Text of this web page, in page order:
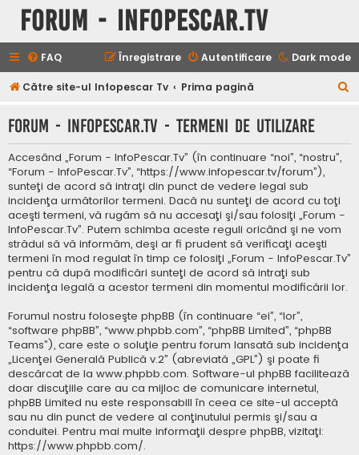
Forum - InfoPescar.Tv
Dark mode
FAQ Autentificare
Înregistrare
Către site-ul Infopescar Tv Prima pagină
t
Forum - InfoPescar.Tv - Termeni de utilizare
Accesând „Forum - InfoPescar.Tv” (în continuare “noi”, “nostru”,
“Forum - InfoPescar.Tv”, “https://www.infopescar.tv/forum”),
sunteţi de acord să intraţi din punct de vedere legal sub
incidenţa următorilor termeni. Dacă nu sunteţi de acord cu toţi
aceşti termeni, vă rugăm să nu accesaţi şi/sau folosiţi „Forum -
InfoPescar.Tv”. Putem schimba aceste reguli oricând şi ne vom
strădui să vă informăm, deşi ar fi prudent să verificaţi aceşti
termeni în mod regulat în timp ce folosiţi „Forum - InfoPescar.Tv”
pentru că după modificări sunteţi de acord să intraţi sub
incidenţa legală a acestor termeni din momentul modificării lor.
Forumul nostru foloseşte phpBB (în continuare “ei”, “lor”,
“software phpBB”, “www.phpbb.com”, “phpBB Limited”, “phpBB
Teams”), care este o soluţie pentru forum lansată sub incidenţa
„Licenţei Generală Publică v.2” (abreviată „GPL”) şi poate fi
descărcat de la www.phpbb.com. Software-ul phpBB facilitează
doar discuţiile care au ca mijloc de comunicare internetul,
phpBB Limited nu este responsabill în ceea ce site-ul acceptă
sau nu din punct de vedere al conţinutului permis şi/sau a
conduitei. Pentru mai multe informaţii despre phpBB, vizitaţi:
https://www.phpbb.com/.